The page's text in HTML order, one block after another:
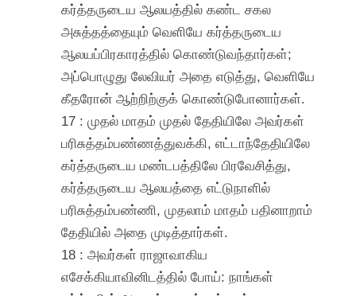
கர்த்தருடைய ஆலயத்தில் கண்ட சகல
அசுத்தத்தையும் வெளியே கர்த்தருடைய
ஆலயப்பிரகாரத்தில் கொண்டுவந்தார்கள்;
அப்பொழுது லேவியர் அதை எடுத்து, வெளியே
கீதரோன் ஆற்றிற்குக் கொண்டுபோனார்கள்.
17 : முதல் மாதம் முதல் தேதியிலே அவர்கள்
பரிசுத்தம்பண்ணத்துவக்கி, எட்டாந்தேதியிலே
கர்த்தருடைய மண்டபத்திலே பிரவேசித்து,
கர்த்தருடைய ஆலயத்தை எட்டுநாளில்
பரிசுத்தம்பண்ணி, முதலாம் மாதம் பதினாறாம்
தேதியில் அதை முடித்தார்கள்.
18 : அவர்கள் ராஜாவாகிய
எசேக்கியாவினிடத்தில் போய்: நாங்கள்